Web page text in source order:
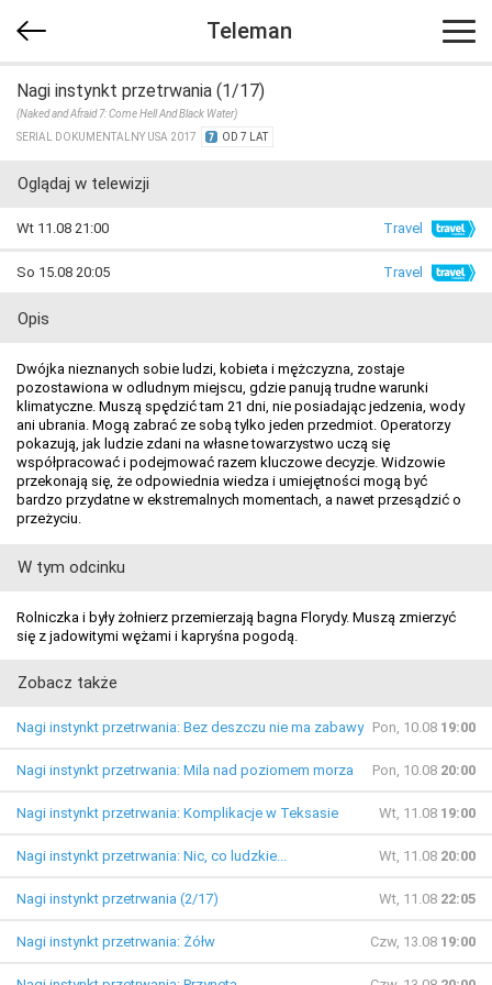
Teleman
Nagi instynkt przetrwania (1/17)
(Naked and Afraid 7: Come Hell And Black Water)
SERIAL DOKUMENTALNY USA 2017
OD 7 LAT
Oglądaj w telewizji
Wt 11.08 21:00 Travel
So 15.08 20:05 Travel
Opis
Dwójka nieznanych sobie ludzi, kobieta i mężczyzna, zostaje
pozostawiona w odludnym miejscu, gdzie panują trudne warunki
klimatyczne. Muszą spędzić tam 21 dni, nie posiadając jedzenia, wody
ani ubrania. Mogą zabrać ze sobą tylko jeden przedmiot. Operatorzy
pokazują, jak ludzie zdani na własne towarzystwo uczą się
współpracować i podejmować razem kluczowe decyzje. Widzowie
przekonają się, że odpowiednia wiedza i umiejętności mogą być
bardzo przydatne w ekstremalnych momentach, a nawet przesądzić o
przeżyciu.
W tym odcinku
Rolniczka i były żołnierz przemierzają bagna Florydy. Muszą zmierzyć
się z jadowitymi wężami i kapryśna pogodą.
Zobacz także
Nagi instynkt przetrwania: Bez deszczu nie ma zabawy Pon, 10.08 19:00
Nagi instynkt przetrwania: Mila nad poziomem morza Pon, 10.08 20:00
Nagi instynkt przetrwania: Komplikacje w Teksasie Wt, 11.08 19:00
Nagi instynkt przetrwania: Nic, co ludzkie... Wt, 11.08 20:00
Nagi instynkt przetrwania (2/17) Wt, 11.08 22:05
Nagi instynkt przetrwania: Żółw Czw, 13.08 19:00